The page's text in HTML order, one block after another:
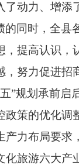
动力、增添
的同时，全县
，提高认识
努力促进招
”规划承前
策的优化
产力布局要
旅游六大产